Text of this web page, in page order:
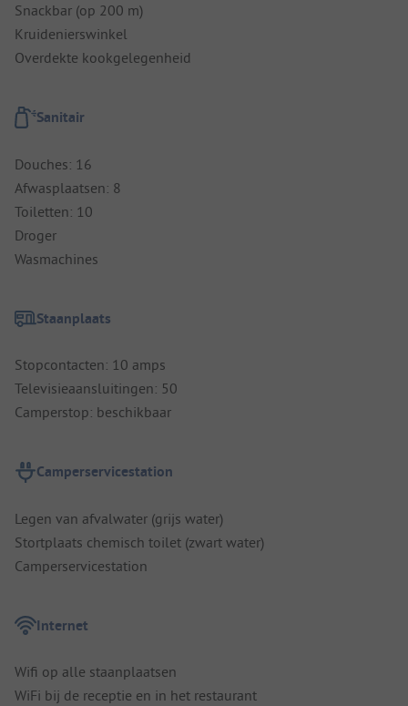
Snackbar (op 200 m)
Kruidenierswinkel
Overdekte kookgelegenheid
Sanitair
Douches: 16
Afwasplaatsen: 8
Toiletten: 10
Droger
Wasmachines
Staanplaats
Stopcontacten: 10 amps
Televisieaansluitingen: 50
Camperstop: beschikbaar
Camperservicestation
Legen van afvalwater (grijs water)
Stortplaats chemisch toilet (zwart water)
Camperservicestation
Internet
Wifi op alle staanplaatsen
WiFi bij de receptie en in het restaurant